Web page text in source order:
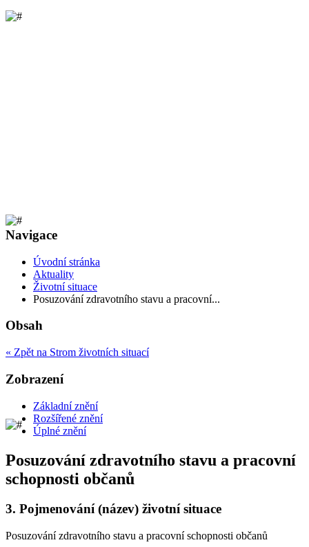
Navigace
Úvodní stránka
Aktuality
Životní situace
Posuzování zdravotního stavu a pracovní...
Obsah
« Zpět na Strom životních situací
Zobrazení
Základní znění
Rozšířené znění
Úplné znění
Posuzování zdravotního stavu a pracovní
schopnosti občanů
3. Pojmenování (název) životní situace
Posuzování zdravotního stavu a pracovní schopnosti občanů